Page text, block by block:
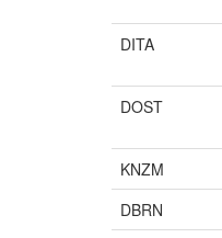
DITA
DOST
KNZM
DBRN